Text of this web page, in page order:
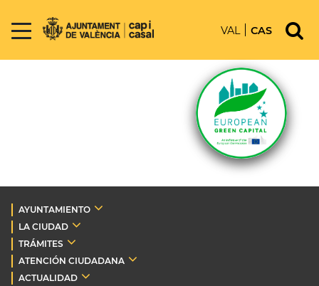
VAL CAS
AYUNTAMIENTO
LA CIUDAD
TRÁMITES
ATENCIÓN CIUDADANA
ACTUALIDAD